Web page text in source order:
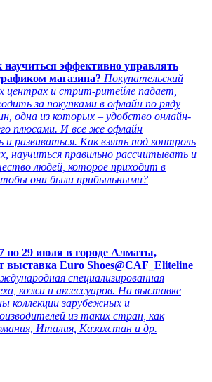
научиться эффективно управлять
магазина? Покупательский
центрах и стрит-ритейле падает,
за покупками в офлайн по ряду
одна из которых – удобство онлайн-
плюсами. И все же офлайн
развиваться. Как взять под контроль
научиться правильно рассчитывать и
людей, которое приходит в
они были прибыльными?
по 29 июля в городе Алматы,
выставка Euro Shoes@CAF_Eliteline
специализированная
кожи и аксессуаров. На выставке
коллекции зарубежных и
из таких стран, как
Италия, Казахстан и др.